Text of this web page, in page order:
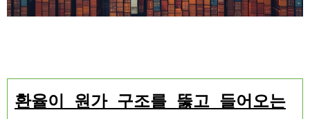
환율이 원가 구조를 뚫고 들어오는